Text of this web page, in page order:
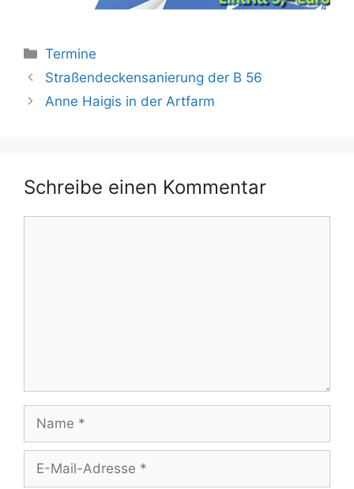
Kategorien
Termine
Straßendeckensanierung der B 56
Anne Haigis in der Artfarm
Schreibe einen Kommentar
Mail-